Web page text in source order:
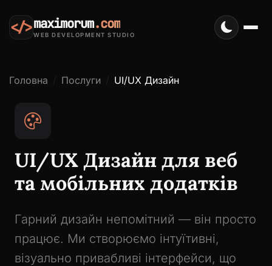
</>maximorum.com
WEB DEVELOPMENT STUDIO
Головна Послуги UI/UX Дизайн
UI/UX Дизайн для веб
та мобільних додатків
Гарний дизайн непомітний — він просто
працює. Ми створюємо інтуїтивні,
візуально привабливі інтерфейси, що